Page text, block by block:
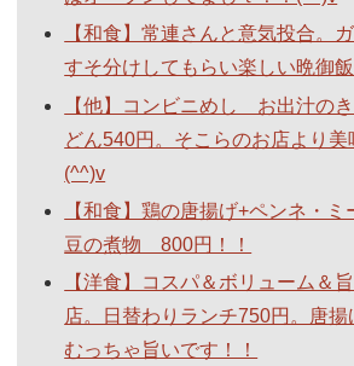
【和食】常連さんと意気投合。
すそ分けしてもらい楽しい晩御
【他】コンビニめし お出汁の
どん540円。そこらのお店より美
(^^)v
【和食】鶏の唐揚げ+ペンネ・
豆の煮物 800円！！
【洋食】コスパ＆ボリューム＆
店。日替わりランチ750円。唐揚
むっちゃ旨いです！！